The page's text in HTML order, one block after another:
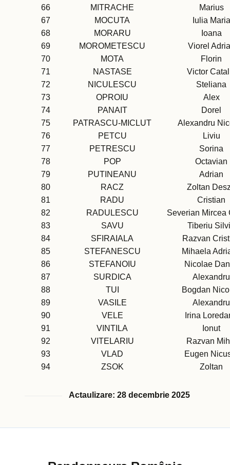
66
MITRACHE
Marius
67
MOCUTA
Iulia Maria
68
MORARU
Ioana
69
MOROMETESCU
Viorel
70
MOTA
Florin
71
NASTASE
Victor
72
NICULESCU
Steliana
73
OPROIU
Alex
74
PANAIT
Dorel
75
PATRASCU-MICLUT
Alexandru
76
PETCU
Liviu
77
PETRESCU
Sorina
78
POP
Octavian
79
PUTINEANU
Adrian
80
RACZ
Zoltan
81
RADU
Cristian
82
RADULESCU
Severian Mircea
83
SAVU
Tiberiu
84
SFIRAIALA
Razvan
85
STEFANESCU
Mihaela
86
STEFANOIU
Nicolae
87
SURDICA
Alexandru
88
TUI
Bogdan
89
VASILE
Alexandru
90
VELE
Irina
91
VINTILA
Ionut
92
VITELARIU
Razvan
93
VLAD
Eugen
94
ZSOK Zoltan
Actaulizare: 28 decembrie 2025